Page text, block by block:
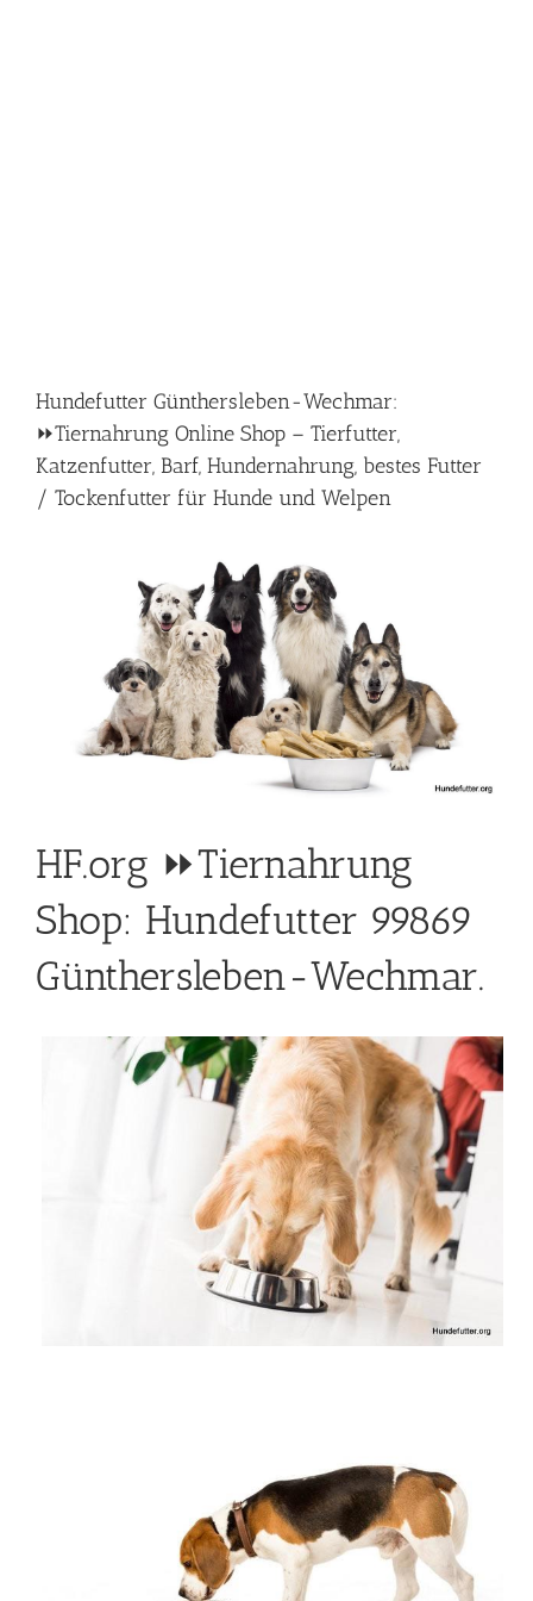
Hundefutter Günthersleben-Wechmar:
⏩Tiernahrung Online Shop – Tierfutter,
Katzenfutter, Barf, Hundernahrung, bestes Futter
/ Tockenfutter für Hunde und Welpen
HF.org ⏩Tiernahrung
Shop: Hundefutter 99869
Günthersleben-Wechmar.